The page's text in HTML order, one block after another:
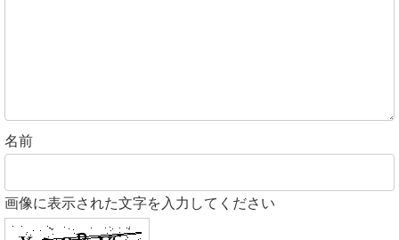
名前
画像に表示された文字を入力してください